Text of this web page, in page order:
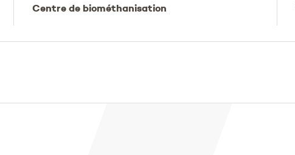
Centre de biométhanisation